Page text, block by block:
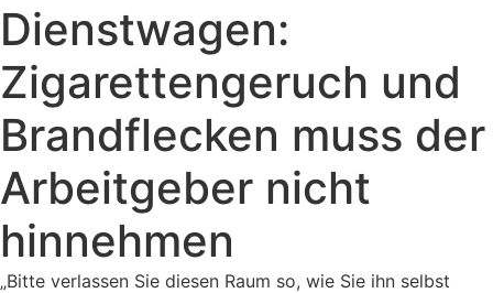
Dienstwagen:
Zigarettengeruch und
Brandflecken muss der
Arbeitgeber nicht
hinnehmen
„Bitte verlassen Sie diesen Raum so, wie Sie ihn selbst